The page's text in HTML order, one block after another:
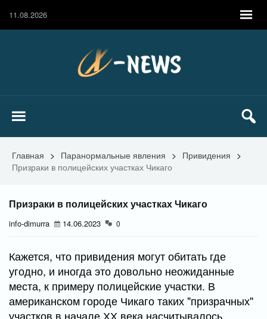
11.08.2026
Главная > Паранормальные явления > Привидения >
Призраки в полицейских участках Чикаго
Призраки в полицейских участках Чикаго
info-dimurra 14.06.2023 0
Кажется, что привидения могут обитать где
угодно, и иногда это довольно неожиданные
места, к примеру полицейские участки. В
американском городе Чикаго таких "призрачных"
участков в начале ХХ века насчитывалось